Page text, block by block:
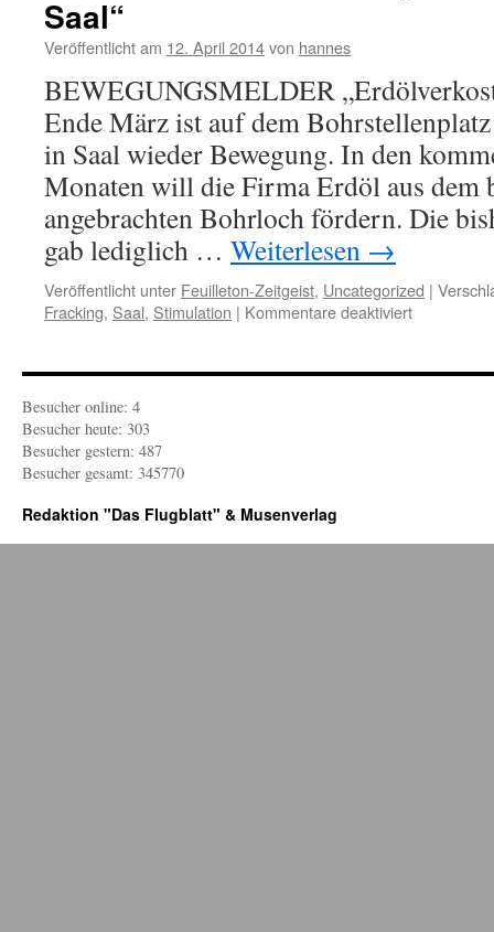
Saal“
Veröffentlicht am 12. April 2014von hannes
BEWEGUNGSMELDER
Ende März ist auf dem
in Saal wieder Bewegung. In den
Monaten will die Firma Erdöl aus dem
angebrachten Bohrloch fördern. Die
gab lediglich … Weiterlesen →
Veröffentlicht unter Feuilleton-Zeitgeist, Uncategorized |
Fracking, Saal, Stimulation | Kommentare deaktiviertfür
in
Besucher online: 4
Besucher heute: 303
Besucher gestern: 487
Besucher gesamt: 345770
Redaktion "Das Flugblatt" & Musenverlag